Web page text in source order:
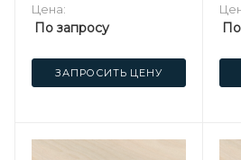
Цена:
По запросу
ЗАПРОСИТЬ ЦЕНУ